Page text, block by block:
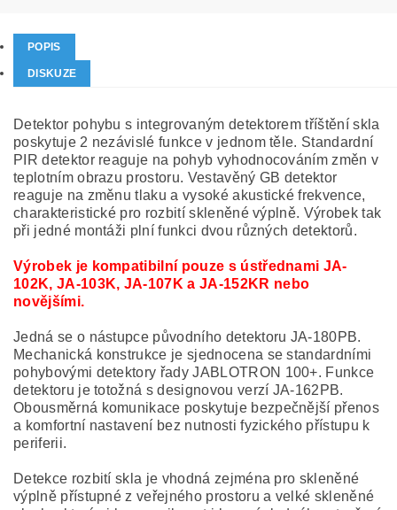
POPIS
DISKUZE
Detektor pohybu s integrovaným detektorem tříštění skla
poskytuje 2 nezávislé funkce v jednom těle. Standardní
PIR detektor reaguje na pohyb vyhodnocováním změn v
teplotním obrazu prostoru. Vestavěný GB detektor
reaguje na změnu tlaku a vysoké akustické frekvence,
charakteristické pro rozbití skleněné výplně. Výrobek tak
při jedné montáži plní funkci dvou různých detektorů.
Výrobek je kompatibilní pouze s ústřednami JA-
102K, JA-103K, JA-107K a JA-152KR nebo
novějšími.
Jedná se o nástupce původního detektoru JA-180PB.
Mechanická konstrukce je sjednocena se standardními
pohybovými detektory řady JABLOTRON 100+. Funkce
detektoru je totožná s designovou verzí JA-162PB.
Obousměrná komunikace poskytuje bezpečnější přenos
a komfortní nastavení bez nutnosti fyzického přístupu k
periferii.
Detekce rozbití skla je vhodná zejména pro skleněné
výplně přístupné z veřejného prostoru a velké skleněné